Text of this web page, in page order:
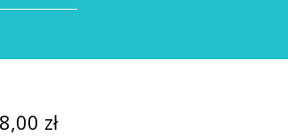
zł